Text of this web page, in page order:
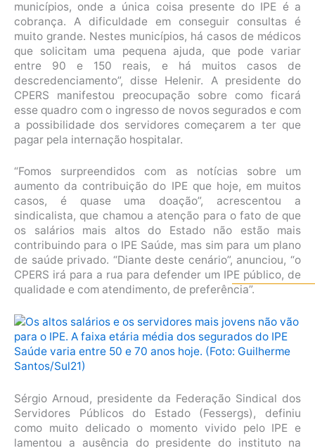
municípios, onde a única coisa presente do IPE é a
cobrança. A dificuldade em conseguir consultas é
muito grande. Nestes municípios, há casos de médicos
que solicitam uma pequena ajuda, que pode variar
entre 90 e 150 reais, e há muitos casos de
descredenciamento”, disse Helenir. A presidente do
CPERS manifestou preocupação sobre como ficará
esse quadro com o ingresso de novos segurados e com
a possibilidade dos servidores começarem a ter que
pagar pela internação hospitalar.
“Fomos surpreendidos com as notícias sobre um
aumento da contribuição do IPE que hoje, em muitos
casos, é quase uma doação”, acrescentou a
sindicalista, que chamou a atenção para o fato de que
os salários mais altos do Estado não estão mais
contribuindo para o IPE Saúde, mas sim para um plano
de saúde privado. “Diante deste cenário”, anunciou, “o
CPERS irá para a rua para defender um IPE público, de
qualidade e com atendimento, de preferência”.
Sérgio Arnoud, presidente da Federação Sindical dos
Servidores Públicos do Estado (Fessergs), definiu
como muito delicado o momento vivido pelo IPE e
lamentou a ausência do presidente do instituto na